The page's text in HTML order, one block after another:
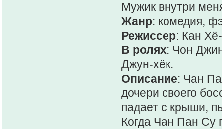
Мужик внутри
Жанр: комедия,
Режиссер: Кан
В ролях: Чон
Джун-хёк.
Описание: Чан
дочери своего
падает с крыши,
Когда Чан Пан Су